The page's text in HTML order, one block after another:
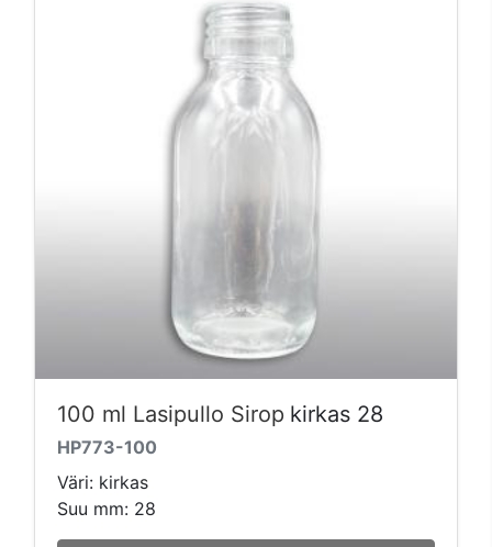
100 ml Lasipullo Sirop kirkas 28
HP773-100
Väri: kirkas
Suu mm: 28